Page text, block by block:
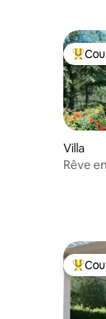
Villa
Rêve